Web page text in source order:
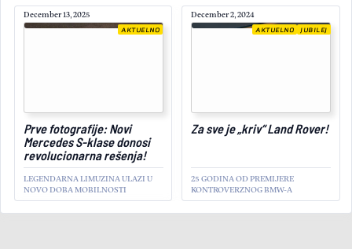
December 13, 2025
Prve fotografije: Novi
Mercedes S-klase donosi
revolucionarna rešenja!
LEGENDARNA LIMUZINA ULAZI U
NOVO DOBA MOBILNOSTI
AKTUELNO
December 2, 2024
Za sve je „kriv“ Land Rover!
25 GODINA OD PREMIJERE
KONTROVERZNOG BMW-A
AKTUELNO JUBILEJ
March 28, 2024